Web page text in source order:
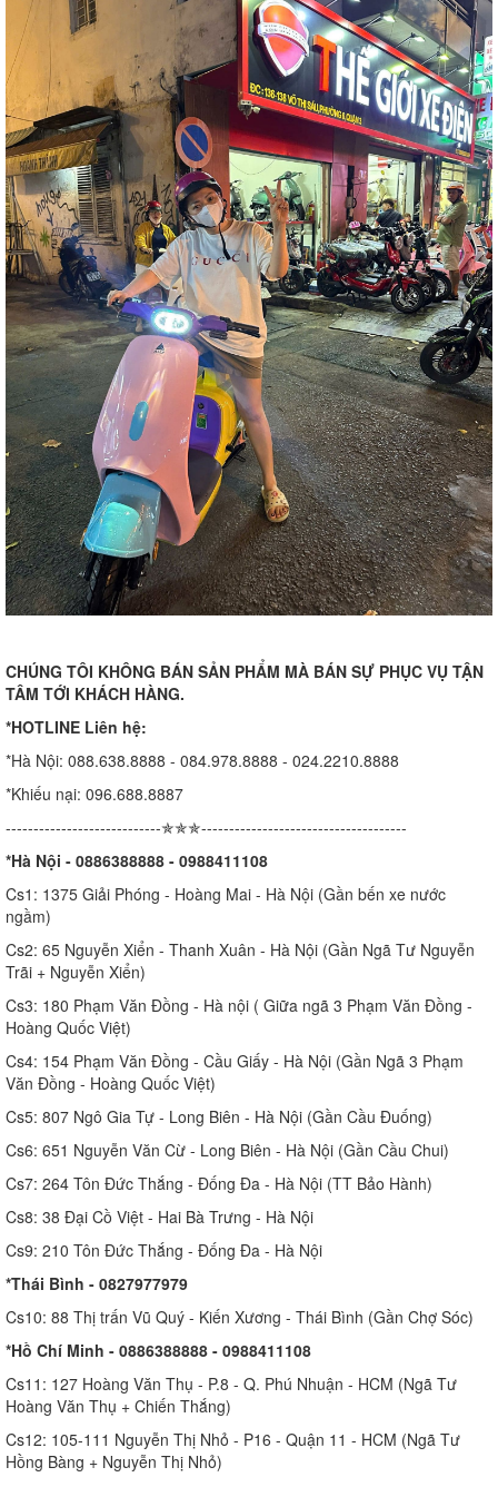
CHÚNG TÔI KHÔNG BÁN SẢN PHẨM MÀ BÁN SỰ PHỤC VỤ TẬN
TÂM TỚI KHÁCH HÀNG.
*HOTLINE Liên hệ:
*Hà Nội: 088.638.8888 - 084.978.8888 - 024.2210.8888
*Khiếu nại: 096.688.8887
----------------------------✯✯✯-------------------------------------
*Hà Nội - 0886388888 - 0988411108
Cs1: 1375 Giải Phóng - Hoàng Mai - Hà Nội (Gần bến xe nước
ngầm)
Cs2: 65 Nguyễn Xiển - Thanh Xuân - Hà Nội (Gần Ngã Tư Nguyễn
Trãi + Nguyễn Xiển)
Cs3: 180 Phạm Văn Đồng - Hà nội ( Giữa ngã 3 Phạm Văn Đồng -
Hoàng Quốc Việt)
Cs4: 154 Phạm Văn Đồng - Cầu Giấy - Hà Nội (Gần Ngã 3 Phạm
Văn Đồng - Hoàng Quốc Việt)
Cs5: 807 Ngô Gia Tự - Long Biên - Hà Nội (Gần Cầu Đuống)
Cs6: 651 Nguyễn Văn Cừ - Long Biên - Hà Nội (Gần Cầu Chui)
Cs7: 264 Tôn Đức Thắng - Đống Đa - Hà Nội (TT Bảo Hành)
Cs8: 38 Đại Cồ Việt - Hai Bà Trưng - Hà Nội
Cs9: 210 Tôn Đức Thắng - Đống Đa - Hà Nội
*Thái Bình - 0827977979
Cs10: 88 Thị trấn Vũ Quý - Kiến Xương - Thái Bình (Gần Chợ Sóc)
*Hồ Chí Minh - 0886388888 - 0988411108
Cs11: 127 Hoàng Văn Thụ - P.8 - Q. Phú Nhuận - HCM (Ngã Tư
Hoàng Văn Thụ + Chiến Thắng)
Cs12: 105-111 Nguyễn Thị Nhỏ - P16 - Quận 11 - HCM (Ngã Tư
Hồng Bàng + Nguyễn Thị Nhỏ)